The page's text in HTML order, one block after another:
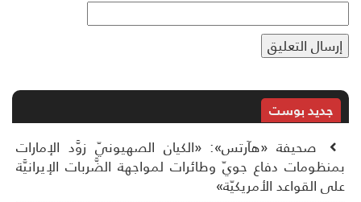
جديد بوست
صحيفة «هآرتس»: «الكيان الصهيونيّ زوَّد الإمارات
دفاع جويّ وطائرات لمواجهة الضَّربات الإيرانيَّة
القواعد الأمريكيّة»